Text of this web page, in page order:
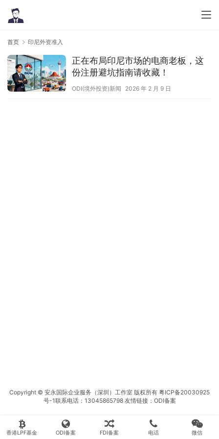
首页 印尼外资准入
正在布局印尼市场的电商老板，这
份注册避坑指南请收藏！
ODI(境外投资)新闻 2026 年 2 月 9 日
Copyright © 安永国际企业服务（深圳）工作室 版权所有 粤ICP备20030925
号-1联系电话：13045865798 友情链接： ODI备案
香港LPF基金 ODI备案 FDI备案 电话 微信